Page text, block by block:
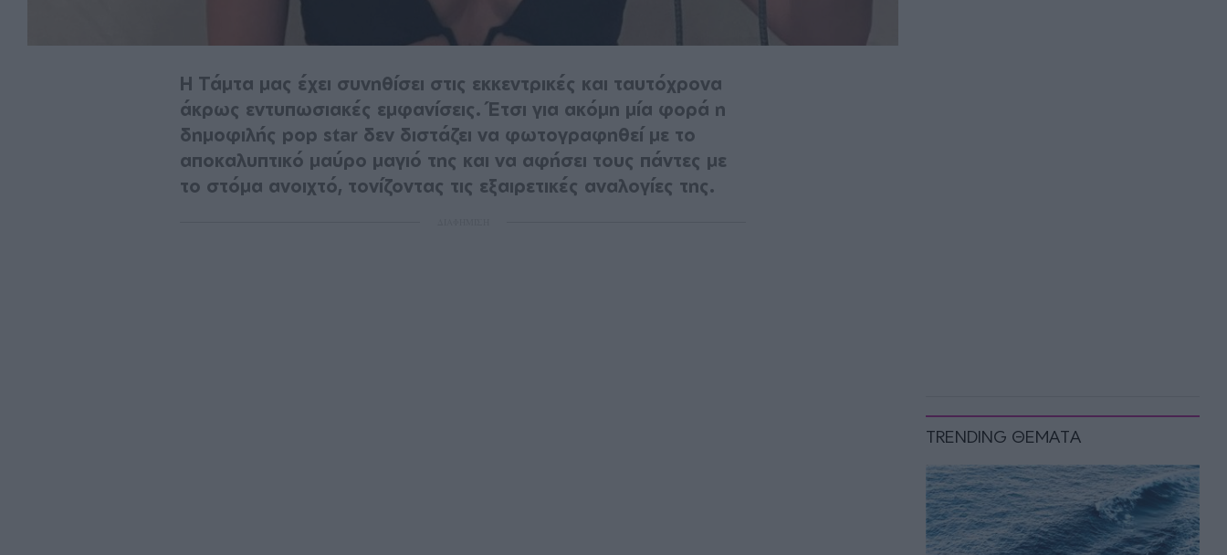
TRENDING ΘΕΜΑΤΑ
Η Τάμτα μας έχει συνηθίσει στις εκκεντρικές και ταυτόχρονα
άκρως εντυπωσιακές εμφανίσεις. Έτσι για ακόμη μία φορά η
δημοφιλής pop star δεν διστάζει να φωτογραφηθεί με το
αποκαλυπτικό μαύρο μαγιό της και να αφήσει τους πάντες με
το στόμα ανοιχτό, τονίζοντας τις εξαιρετικές αναλογίες της.